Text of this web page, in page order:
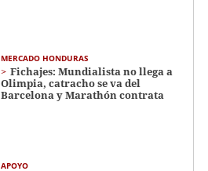
MERCADO HONDURAS
Fichajes: Mundialista no llega a
Olimpia, catracho se va del
Barcelona y Marathón contrata
APOYO